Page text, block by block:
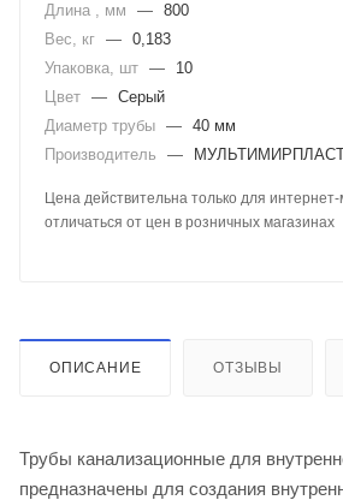
Длина , мм — 800
Вес, кг — 0,183
Упаковка, шт —
10
Цвет — Серый
Диаметр трубы — 40 мм
Производитель
—
Цена действительна только для
отличаться от цен в розничных магазинах
ОПИСАНИЕ ОТЗЫВЫ
Трубы канализационные для
предназначены для создания